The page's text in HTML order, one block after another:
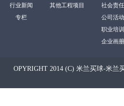
行业新闻
专栏
其他工程项目
社会责任
公司活动
职业培训
企业画册
OPYRIGHT 2014 (C) 米兰买球-米兰